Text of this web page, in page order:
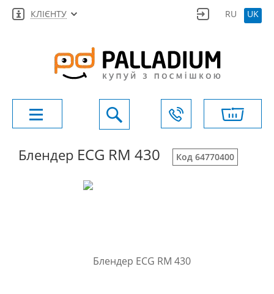
КЛІЄНТУ RU UK
Блендер ECG RM 430 Код 64770400